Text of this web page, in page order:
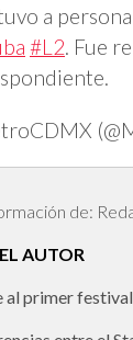
a
#L2. Fue
de:
AUTOR
al primer